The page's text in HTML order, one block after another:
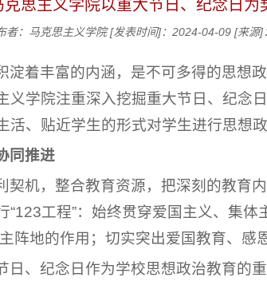
克思主义学院以重大节日、纪念日为
者：马克思主义学院 [发表时间]：2024-04-09 [来源]
淀着丰富的内涵，是不可多得的思想
义学院注重深入挖掘重大节日、纪念
活、贴近学生的形式对学生进行思想
同推进
契机，整合教育资源，把深刻的教育
“123工程”：始终贯穿爱国主义、集
阵地的作用；切实突出爱国教育、感
日、纪念日作为学校思想政治教育的